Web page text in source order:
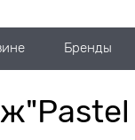
Бренды